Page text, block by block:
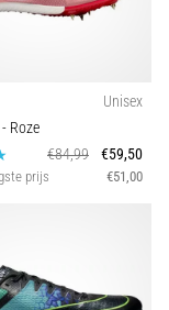
Unisex
- Roze
€84,99
€59,50
prijs €51,00